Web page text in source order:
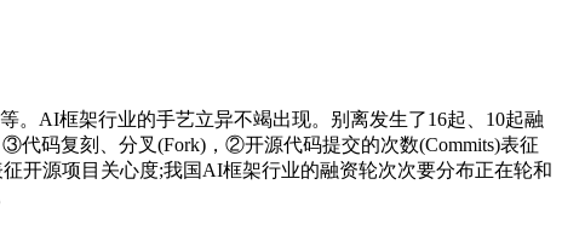
AI框架行业的手艺立异不竭出现。别离发生了16起、10起融
代码复刻、分叉(Fork)，②开源代码提交的次数(Commits)表征
开源项目关心度;我国AI框架行业的融资轮次次要分布正在轮和